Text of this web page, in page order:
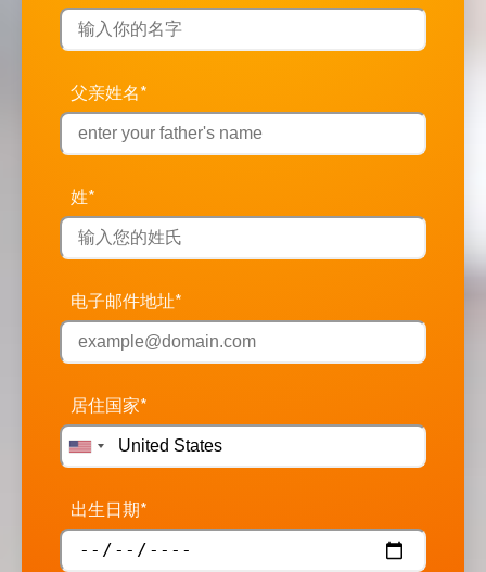
父亲姓名*
姓*
电子邮件地址*
居住国家*
出生日期*